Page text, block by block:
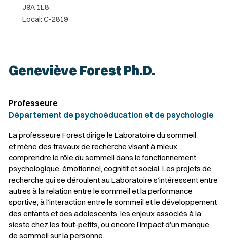
J9A 1L8
Local: C-2819
Geneviève Forest Ph.D.
Professeure
Département de psychoéducation et de psychologie
La professeure Forest dirige le Laboratoire du sommeil
et mène des travaux de recherche visant à mieux
comprendre le rôle du sommeil dans le fonctionnement
psychologique, émotionnel, cognitif et social. Les projets de
recherche qui se déroulent au Laboratoire s’intéressent entre
autres à la relation entre le sommeil et la performance
sportive, à l’interaction entre le sommeil et le développement
des enfants et des adolescents, les enjeux associés à la
sieste chez les tout-petits, ou encore l’impact d’un manque
de sommeil sur la personne.